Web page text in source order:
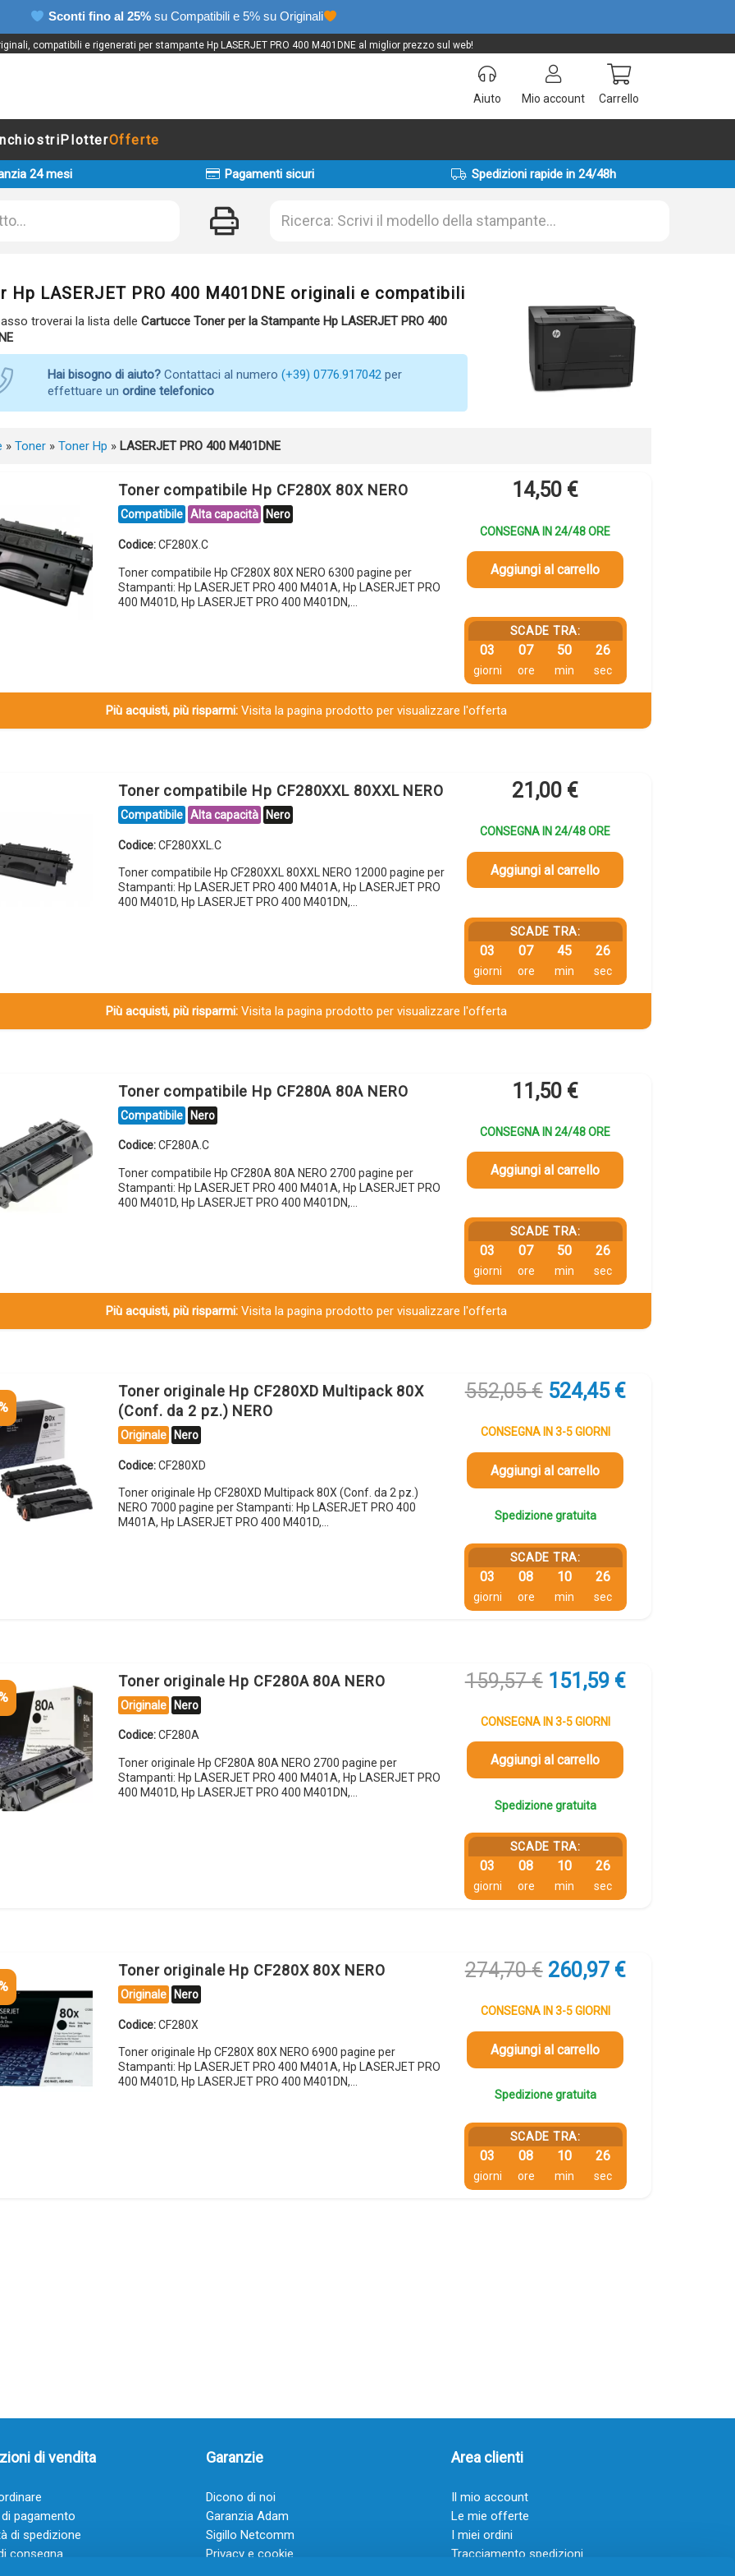
Sconti fino al 25% su Compatibili e 5% su Originali
compatibili e rigenerati per stampante Hp LASERJET PRO 400 M401DNE al miglior prezzo sul web!
Aiuto Mio account Carrello
PlotterOfferte
24 mesi Pagamenti sicuri Spedizioni rapide in 24/48h
Hp LASERJET PRO 400 M401DNE originali e compatibili
troverai la lista delle Cartucce Toner per la Stampante Hp LASERJET PRO 400
Hai bisogno di aiuto?Contattaci al numero (+39) 0776.917042per
effettuare un ordine telefonico
» Toner» Toner Hp » LASERJET PRO 400 M401DNE
Toner compatibile Hp CF280X 80X NERO
Compatibile Alta capacità Nero
Codice:CF280X.C
Toner compatibile Hp CF280X 80X NERO 6300 pagine per
Stampanti: Hp LASERJET PRO 400 M401A, Hp LASERJET PRO
400 M401D, Hp LASERJET PRO 400 M401DN,…
14,50 €
CONSEGNA IN 24/48 ORE
Aggiungi al carrello
SCADE TRA:
03
giorni
07
ore
50
min
25
sec
Più acquisti, più risparmi:Visita la pagina prodotto per visualizzare l'offerta
Toner compatibile Hp CF280XXL 80XXL NERO
Compatibile Alta capacità Nero
Codice:CF280XXL.C
Toner compatibile Hp CF280XXL 80XXL NERO 12000 pagine per
Stampanti: Hp LASERJET PRO 400 M401A, Hp LASERJET PRO
400 M401D, Hp LASERJET PRO 400 M401DN,…
21,00 €
CONSEGNA IN 24/48 ORE
Aggiungi al carrello
SCADE TRA:
03
giorni
07
ore
45
min
25
sec
Più acquisti, più risparmi:Visita la pagina prodotto per visualizzare l'offerta
Toner compatibile Hp CF280A 80A NERO
Compatibile Nero
Codice:CF280A.C
Toner compatibile Hp CF280A 80A NERO 2700 pagine per
Stampanti: Hp LASERJET PRO 400 M401A, Hp LASERJET PRO
400 M401D, Hp LASERJET PRO 400 M401DN,…
11,50 €
CONSEGNA IN 24/48 ORE
Aggiungi al carrello
SCADE TRA:
03
giorni
07
ore
50
min
25
sec
Più acquisti, più risparmi:Visita la pagina prodotto per visualizzare l'offerta
Toner originale Hp CF280XD Multipack 80X
(Conf. da 2 pz.) NERO
Originale Nero
Codice:CF280XD
Toner originale Hp CF280XD Multipack 80X (Conf. da 2 pz.)
NERO 7000 pagine per Stampanti: Hp LASERJET PRO 400
M401A, Hp LASERJET PRO 400 M401D,…
552,05€ Il
originale
era:
552,05 €.
524,45 €Il
CONSEGNA IN 3-5 GIORNI
Aggiungi al carrello
Spedizione gratuita
SCADE TRA:
03
giorni
08
ore
10
min
25
sec
Toner originale Hp CF280A 80A NERO
Originale Nero
Codice:CF280A
Toner originale Hp CF280A 80A NERO 2700 pagine per
Stampanti: Hp LASERJET PRO 400 M401A, Hp LASERJET PRO
400 M401D, Hp LASERJET PRO 400 M401DN,…
159,57€ Il
prezzo
originale
era:
159,57 €.
151,59 €Il
CONSEGNA IN 3-5 GIORNI
Aggiungi al carrello
Spedizione gratuita
SCADE TRA:
03
giorni
08
ore
10
min
25
sec
Toner originale Hp CF280X 80X NERO
Originale Nero
Codice:CF280X
Toner originale Hp CF280X 80X NERO 6900 pagine per
Stampanti: Hp LASERJET PRO 400 M401A, Hp LASERJET PRO
400 M401D, Hp LASERJET PRO 400 M401DN,…
274,70€ Il
originale
era:
274,70 €.
260,97 €Il
CONSEGNA IN 3-5 GIORNI
Aggiungi al carrello
Spedizione gratuita
SCADE TRA:
03
giorni
08
ore
10
min
25
sec
di vendita
pagamento
di spedizione
consegna
Garanzie
Dicono di noi
Garanzia Adam
Sigillo Netcomm
Privacy e cookie
Area clienti
Il mio account
Le mie offerte
I miei ordini
Tracciamento spedizioni